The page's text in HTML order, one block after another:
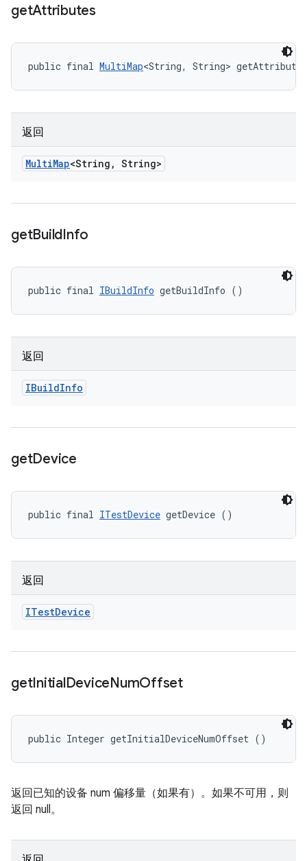
getAttributes
public final MultiMap<String, String>
返回
MultiMap<String , String>
getBuildInfo
public final IBuildInfo getBuildInfo ()
返回
IBuildInfo
getDevice
public final ITestDevice getDevice ()
返回
ITestDevice
getInitialDeviceNumOffset
public Integer getInitialDeviceNumOffset ()
返回已知的设备 num 偏移量（如果有）。如果不可用，则
返回 null。